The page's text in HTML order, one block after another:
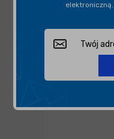
elektroniczną.